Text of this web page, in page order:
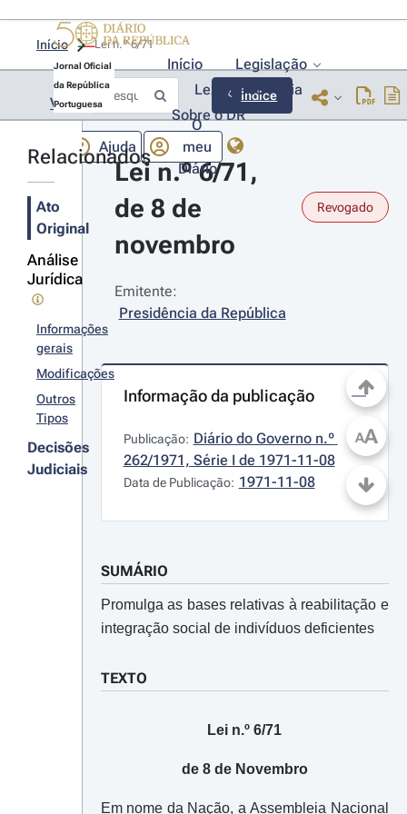
Jornal Oficial
da República
Portuguesa
Início
Legislação
Lexionário
Lia
Sobre o DR
Ajuda
O
meu
Diário
Início Lei n.º 6/71
Voltar Índice
Relacionados
Ato
Original
Análise
Jurídica
Informações
gerais
Modificações
Outros
Tipos
Decisões
Judiciais
Lei n.º 6/71,
de 8 de
novembro
Revogado
Emitente:
Presidência da República
Informação da publicação
Publicação: Diário do Governo n.º
262/1971, Série I de 1971-11-08
Data de Publicação: 1971-11-08
SUMÁRIO
Promulga as bases relativas à reabilitação e
integração social de indivíduos deficientes
TEXTO
Lei n.º 6/71
de 8 de Novembro
Em nome da Nação, a Assembleia Nacional
AA